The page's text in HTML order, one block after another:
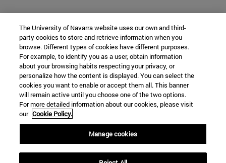
The University of Navarra website uses our own and third-
party cookies to store and retrieve information when you
browse. Different types of cookies have different purposes.
For example, to identify you as a user, obtain information
about your browsing habits respecting your privacy, or
personalize how the content is displayed. You can select the
cookies you want to enable or accept them all. This banner
will remain active until you choose one of the two options.
For more detailed information about our cookies, please visit
our Cookie Policy.
Manage cookies